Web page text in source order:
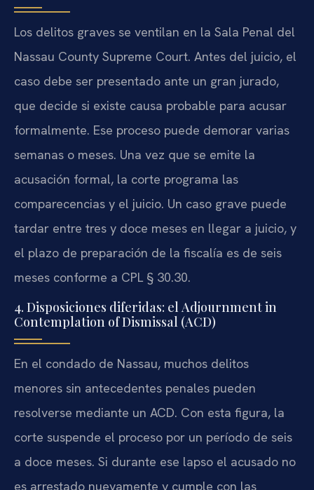
Los delitos graves se ventilan en la Sala Penal del
Nassau County Supreme Court. Antes del juicio, el
caso debe ser presentado ante un gran jurado,
que decide si existe causa probable para acusar
formalmente. Ese proceso puede demorar varias
semanas o meses. Una vez que se emite la
acusación formal, la corte programa las
comparecencias y el juicio. Un caso grave puede
tardar entre tres y doce meses en llegar a juicio, y
el plazo de preparación de la fiscalía es de seis
meses conforme a CPL § 30.30.
4. Disposiciones diferidas: el Adjournment in
Contemplation of Dismissal (ACD)
En el condado de Nassau, muchos delitos
menores sin antecedentes penales pueden
resolverse mediante un ACD. Con esta figura, la
corte suspende el proceso por un período de seis
a doce meses. Si durante ese lapso el acusado no
es arrestado nuevamente y cumple con las